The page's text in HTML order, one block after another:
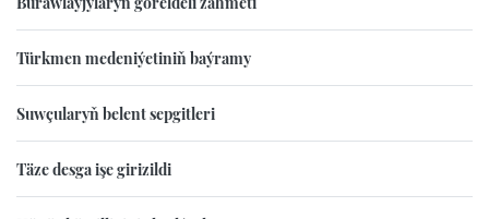
Türkmen medeniýetiniň baýramy
Suwçularyň belent sepgitleri
Täze desga işe girizildi